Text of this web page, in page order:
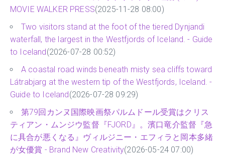
MOVIE WALKER PRESS(2025-11-28 08:00)
Two visitors stand at the foot of the tiered Dynjandi
waterfall, the largest in the Westfjords of Iceland. - Guide
to Iceland (2026-07-28 00:52)
A coastal road winds beneath misty sea cliffs toward
Látrabjarg at the western tip of the Westfjords, Iceland. -
Guide to Iceland (2026-07-28 09:29)
第79回カンヌ国際映画祭パルムドール受賞はクリス
ティアン・ムンジウ監督『FJORD』。濱口竜介監督『急
に具合が悪くなる』ヴィルジニー・エフィラと岡本多緒
が女優賞 - Brand New Creativity(2026-05-24 07:00)